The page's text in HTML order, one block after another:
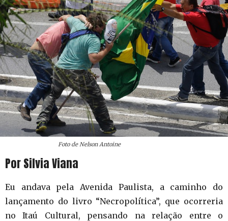
Foto de Nelson Antoine
Por Silvia Viana
Eu andava pela Avenida Paulista, a caminho do
lançamento do livro “Necropolítica”, que ocorreria
no Itaú Cultural, pensando na relação entre o